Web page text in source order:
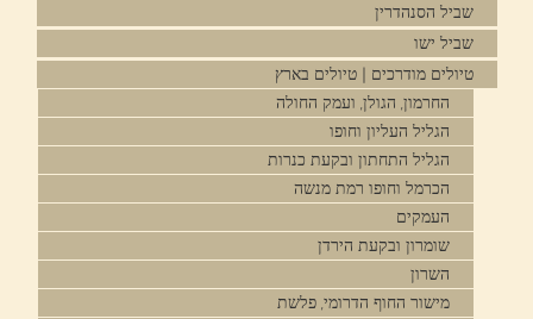
שביל הסנהדרין
שביל ישו
טיולים מודרכים | טיולים בארץ
החרמון, הגולן, ועמק החולה
הגליל העליון וחופו
הגליל התחתון ובקעת כנרות
הכרמל וחופו רמת מנשה
העמקים
שומרון ובקעת הירדן
השרון
מישור החוף הדרומי, פלשת